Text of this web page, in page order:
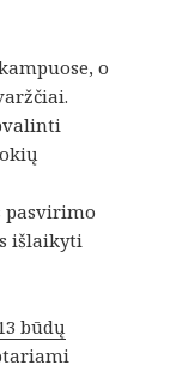
o
pasvirimo
išlaikyti
būdų